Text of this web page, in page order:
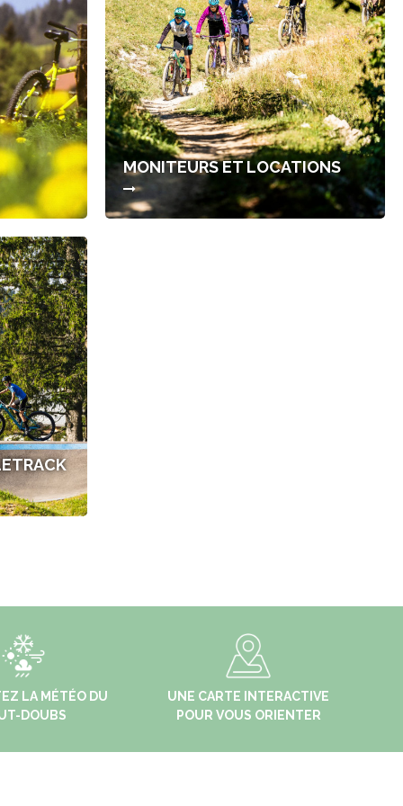
MONITEURS ET LOCATIONS
LA MÉTÉO DU
DOUBS
UNE CARTE INTERACTIVE
POUR VOUS ORIENTER